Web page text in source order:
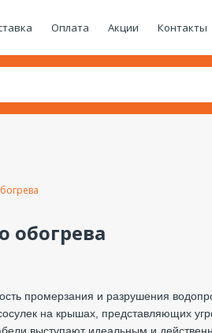
Оплата Акции Контакты
обогрева
промерзания и разрушения
на крышах, представляющих